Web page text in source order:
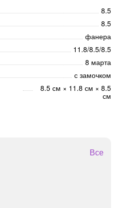
8.5
8.5
фанера
11.8/8.5/8.5
8 марта
с замочком
8.5 см × 11.8 см × 8.5
см
Все